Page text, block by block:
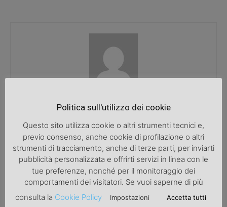
ARTICOLI CORRELATI ALTRO DALL'AUTORE
Arte
Astrattismo in Europa nel Forte di Bard
Politica sull'utilizzo dei cookie
Questo sito utilizza cookie o altri strumenti tecnici e,
previo consenso, anche cookie di profilazione o altri
strumenti di tracciamento, anche di terze parti, per inviarti
pubblicità personalizzata e offrirti servizi in linea con le
tue preferenze, nonché per il monitoraggio dei
comportamenti dei visitatori. Se vuoi saperne di più
consulta la Cookie Policy Impostazioni Accetta tutti